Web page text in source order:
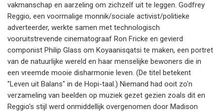
vakmanschap en aarzeling om zichzelf uit te leggen. Godfrey
Reggio, een voormalige monnik/sociale activist/politieke
adverteerder, werkte samen met technologisch
vooruitstrevende cinematograaf Ron Fricke en gevierd
componist Philip Glass om Koyaanisqatsi te maken, een portret
van de natuurlijke wereld en haar menselijke bewoners die in
een vreemde mooie disharmonie leven. (De titel betekent
"Leven uit Balans" in de Hopi-taal.) Niemand had ooit zo'n
verzameling van beelden op muziek gezet gezien zoals dit en
Reggio's stijl werd onmiddellijk overgenomen door Madison